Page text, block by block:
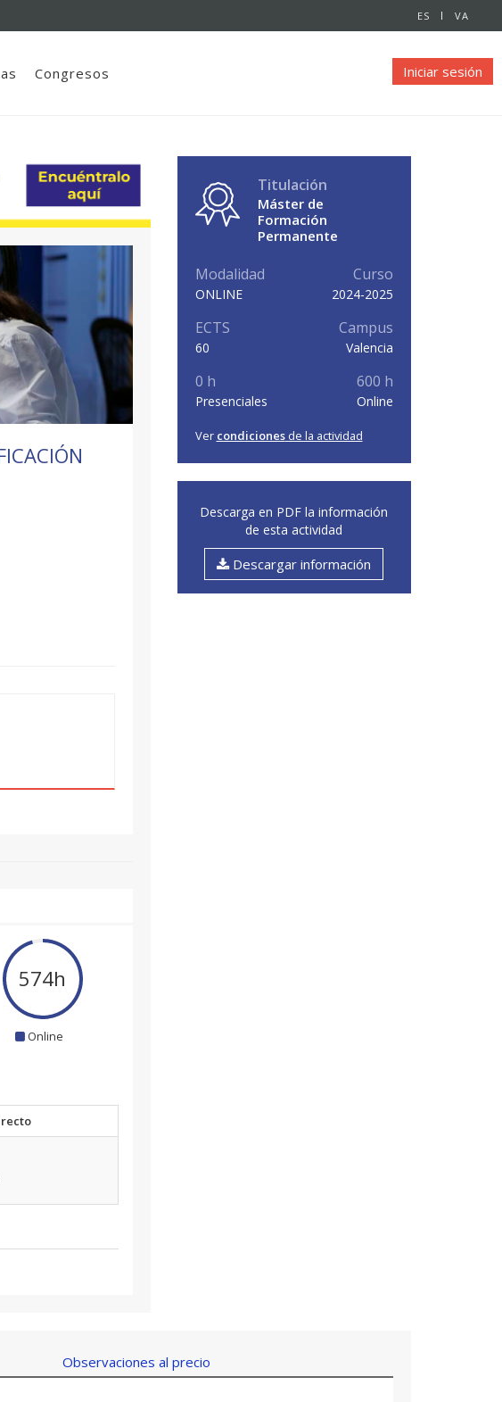
ES VA
Iniciar sesión
Congresos
600h
Online
Titulación
Máster de
Formación
Permanente
Modalidad
ONLINE
Curso
2024-2025
ECTS
60
Campus
Valencia
0 h
Presenciales
600 h
Online
Ver condicionesde la actividad
Descarga en PDF la información
de esta actividad
Descargar información
Observaciones al precio